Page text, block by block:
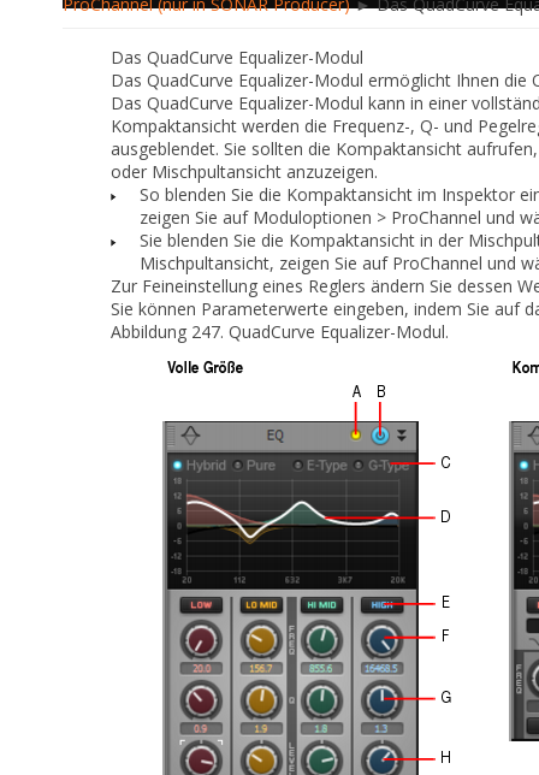
Das QuadCurve Equalizer-Modul
Das QuadCurve Equalizer-Modul ermöglicht Ihnen
Das QuadCurve Equalizer-Modul kann in einer
Kompaktansicht werden die Frequenz-, Q- und
ausgeblendet. Sie sollten die Kompaktansicht
oder Mischpultansicht anzuzeigen.
So blenden Sie die Kompaktansicht im Inspektor
zeigen Sie auf Moduloptionen > ProChannel und
Sie blenden Sie die Kompaktansicht in der
Mischpultansicht, zeigen Sie auf ProChannel und
Zur Feineinstellung eines Reglers ändern Sie dessen
Sie können Parameterwerte eingeben, indem Sie auf
Abbildung 247. QuadCurve Equalizer-Modul.